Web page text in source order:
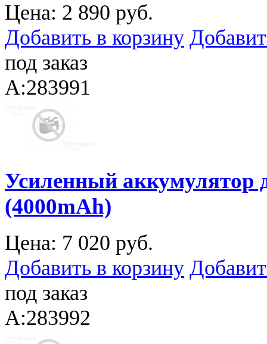
Цена: 2 890 руб.
Добавить в корзину
под заказ
A:283991
Усиленный аккумулятор
(4000mAh)
Цена: 7 020 руб.
Добавить в корзину
под заказ
A:283992